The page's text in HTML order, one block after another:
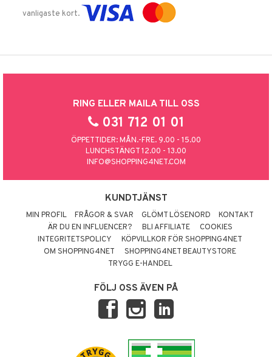
vanligaste kort.
RING ELLER MAILA TILL OSS
031 712 01 01
ÖPPETTIDER: MÅN.-FRE. 9.00 - 15.00
LUNCHSTÄNGT 12.00 - 13.00
INFO@SHOPPING4NET.COM
KUNDTJÄNST
MIN PROFIL FRÅGOR & SVAR GLÖMT LÖSENORD
KONTAKT
ÄR DU EN INFLUENCER?
BLI AFFILIATE
COOKIES
INTEGRITETSPOLICY
KÖPVILLKOR FÖR SHOPPING4NET
OM SHOPPING4NET
SHOPPING4NET BEAUTYSTORE
TRYGG E-HANDEL
FÖLJ OSS ÄVEN PÅ